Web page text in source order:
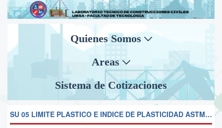
Quienes Somos
Areas
Sistema de Cotizaciones
SU 05 LIMITE PLASTICO E INDICE DE PLASTICIDAD ASTM D-424